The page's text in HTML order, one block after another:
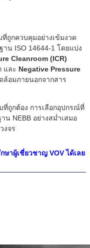
ถูกควบคุมอย่างเข้มงวด
น ISO 14644-1 โดยแบ่ง
Cleanroom (ICR)
และ Negative Pressure
ล้อมภายนอกจากสาร
ที่ถูกต้อง การเลือกอุปกรณ์ที่
น NEBB อย่างสม่ำเสมอ
งจร
ษาผู้เชี่ยวชาญ VOV ได้เลย